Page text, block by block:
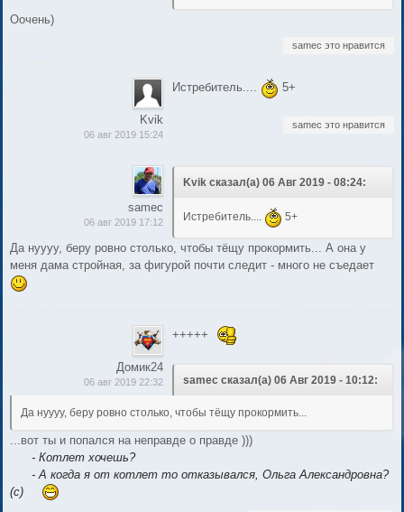
Оочень)
samec это нравится
Kvik
06 авг 2019 15:24
Истребитель.... 5+
samec это нравится
samec
06 авг 2019 17:12
Kvik сказал(а) 06 Авг 2019 - 08:24:
Истребитель.... 5+
Да нуууу, беру ровно столько, чтобы тёщу прокормить... А она у
меня дама стройная, за фигурой почти следит - много не съедает
Домик24
06 авг 2019 22:32
+++++
samec сказал(а) 06 Авг 2019 - 10:12:
Да нуууу, беру ровно столько, чтобы тёщу прокормить...
...вот ты и попался на неправде о правде )))
- Котлет хочешь?
- А когда я от котлет то отказывался, Ольга Александровна?
(с)